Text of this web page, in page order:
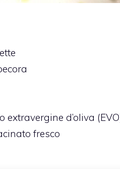
extravergine d’oliva
fresco